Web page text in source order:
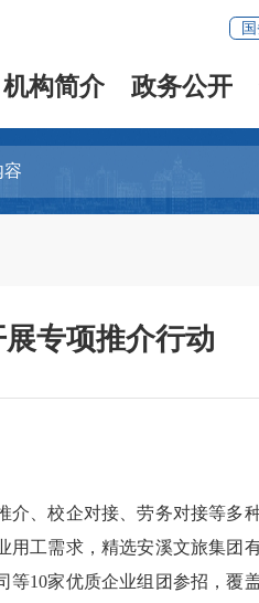
机构简介 政务公开
专项推介行动
校企对接、劳务对接等多
工需求，精选安溪文旅集团
10家优质企业组团参招，覆